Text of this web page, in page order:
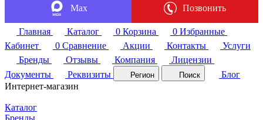
Max Позвонить
Главная Каталог 0 Корзина 0 Избранные
Кабинет
0 Сравнение Акции Контакты
Услуги
Бренды
Отзывы Компания
Лицензии
Документы
Реквизиты Регион Поиск
Блог
Интернет-магазин
Каталог
Бренды